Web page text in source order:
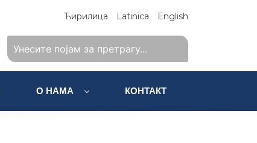
Ћирилица Latinica English
О НАМА КОНТАКТ